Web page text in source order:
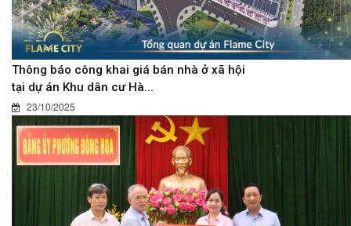
Thông báo công khai giá bán nhà ở xã hội
tại dự án Khu dân cư Hà...
23/10/2025